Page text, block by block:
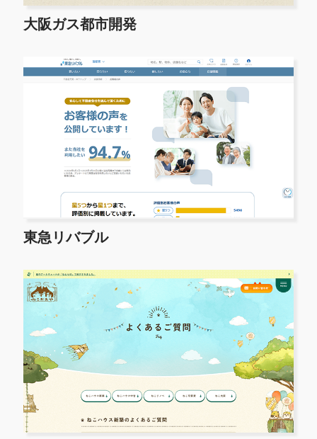
大阪ガス都市開発
東急リバブル